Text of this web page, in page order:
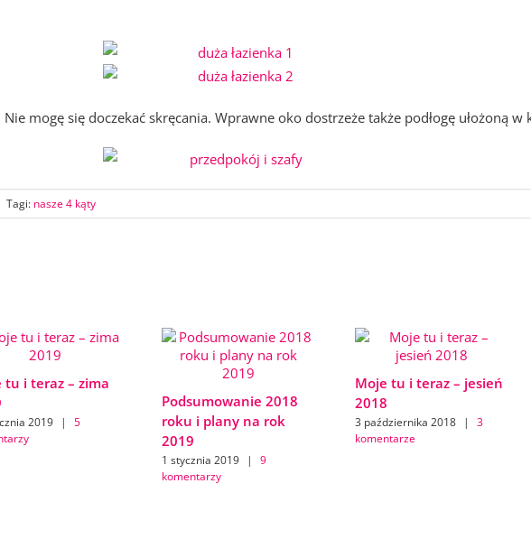
mogę się doczekać skręcania. Wprawne oko dostrzeże także podłogę ułożoną w
Tagi: nasze 4 kąty
tu i teraz – zima
2019 |
5
Podsumowanie 2018
roku i plany na rok
2019
1 stycznia 2019 |
9
komentarzy
Moje tu i teraz – jesień
2018
3 października 2018 |
3
komentarze